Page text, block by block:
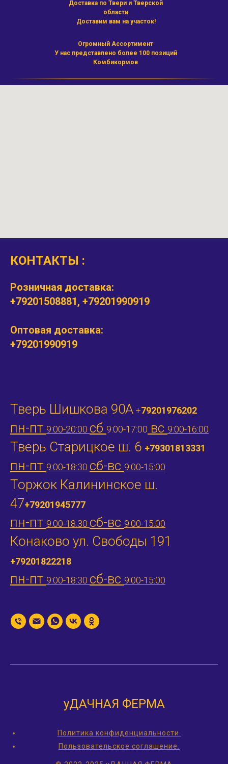
Доставка по Твери и Тверской
области
Доставим вам на участок!
Огромный Ассортимент
У нас представлено более 100 позиций
Комбикормов
КОНТАКТЫ :
Розничная доставка:
+79201508881, +79201990919
Оптовая доставка:
+79201990919
Тверь Шишкова 90А +79201976202
пн-пт 9:00-20:00 сб 9:00-17:00 вс 9:00-16:00
Тверь Старицкое ш. 6 +79301813331
пн-пт 9:00-18:30 сб-вс 9:00-15:00
Торжок Калининское ш.
47+79201945777
пн-пт 9:00-18:30 сб-вс 9:00-15:00
Конаково ул. Свободы 191
+79201822218
пн-пт 9:00-18:30 сб-вс 9:00-15:00
уДАЧНАЯ ФЕРМА
Политика конфиденциальности.
Пользовательское соглашение.